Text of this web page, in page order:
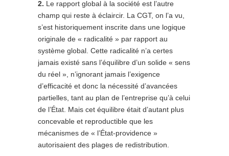
2. Le rapport global à la société est l’autre
champ qui reste à éclaircir. La CGT, on l’a vu,
s’est historiquement inscrite dans une logique
originale de « radicalité » par rapport au
système global. Cette radicalité n’a certes
jamais existé sans l’équilibre d’un solide « sens
du réel », n’ignorant jamais l’exigence
d’efficacité et donc la nécessité d’avancées
partielles, tant au plan de l’entreprise qu’à celui
de l’État. Mais cet équilibre était d’autant plus
concevable et reproductible que les
mécanismes de « l’État-providence »
autorisaient des plages de redistribution.